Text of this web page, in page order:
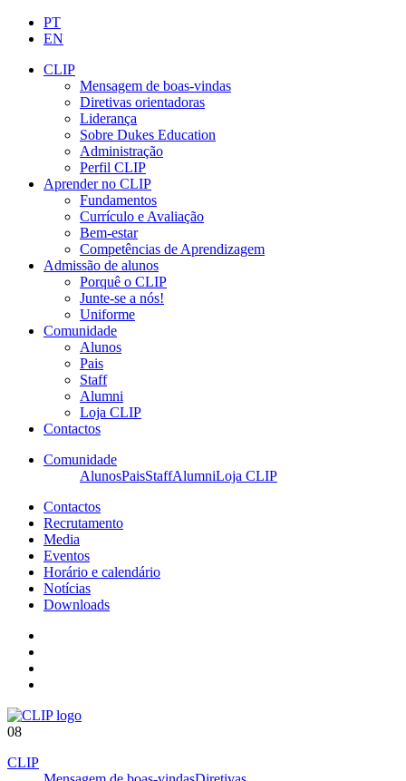
PT
EN
CLIP
Mensagem de boas-vindas
Diretivas orientadoras
Liderança
Sobre Dukes Education
Administração
Perfil CLIP
Aprender no CLIP
Fundamentos
Currículo e Avaliação
Bem-estar
Competências de Aprendizagem
Admissão de alunos
Porquê o CLIP
Junte-se a nós!
Uniforme
Comunidade
Alunos
Pais
Staff
Alumni
Loja CLIP
Contactos
Comunidade
AlunosPaisStaffAlumniLoja CLIP
Contactos
Recrutamento
Media
Eventos
Horário e calendário
Notícias
Downloads
08
CLIP